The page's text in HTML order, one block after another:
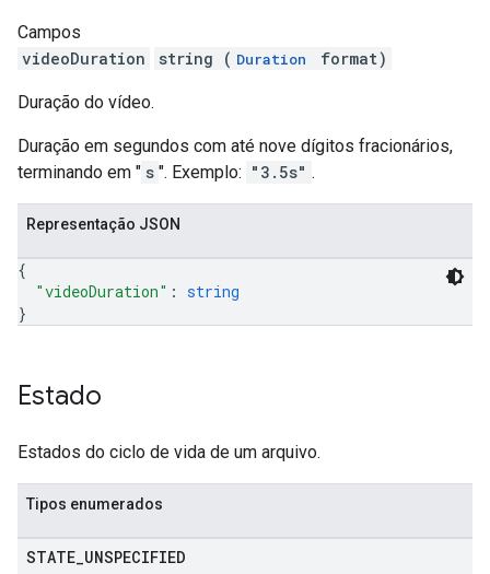
Campos
videoDuration
string ( Duration format)
Duração do vídeo.
Duração em segundos com até nove dígitos fracionários,
terminando em " s ". Exemplo: "3.5s" .
Representação JSON
{
"videoDuration" : string
}
Estado
Estados do ciclo de vida de um arquivo.
Tipos enumerados
STATE UNSPECIFIED